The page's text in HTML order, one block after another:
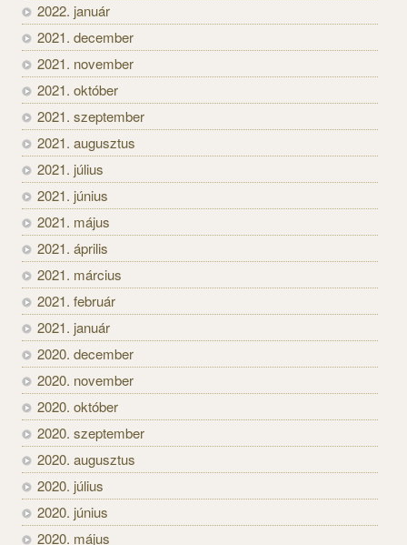
2022. január
2021. december
2021. november
2021. október
2021. szeptember
2021. augusztus
2021. július
2021. június
2021. május
2021. április
2021. március
2021. február
2021. január
2020. december
2020. november
2020. október
2020. szeptember
2020. augusztus
2020. július
2020. június
2020. május